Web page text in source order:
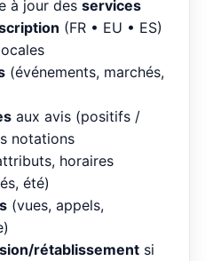
à jour des services
(FR • EU • ES)
(événements, marchés,
aux avis (positifs /
notations
horaires
été)
(vues, appels,
rétablissement si